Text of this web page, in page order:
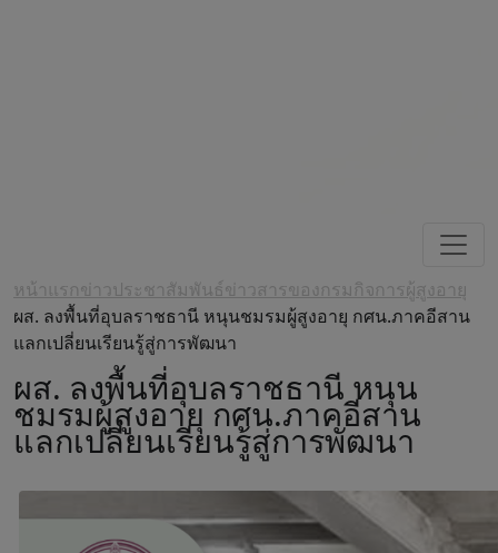
หน้าแรกข่าวประชาสัมพันธ์ข่าวสารของกรมกิจการผู้สูงอายุ
ผส. ลงพื้นที่อุบลราชธานี หนุนชมรมผู้สูงอายุ กศน.ภาคอีสาน
แลกเปลี่ยนเรียนรู้สู่การพัฒนา
ผส. ลงพื้นที่อุบลราชธานี หนุน
ชมรมผู้สูงอายุ กศน.ภาคอีสาน
แลกเปลี่ยนเรียนรู้สู่การพัฒนา